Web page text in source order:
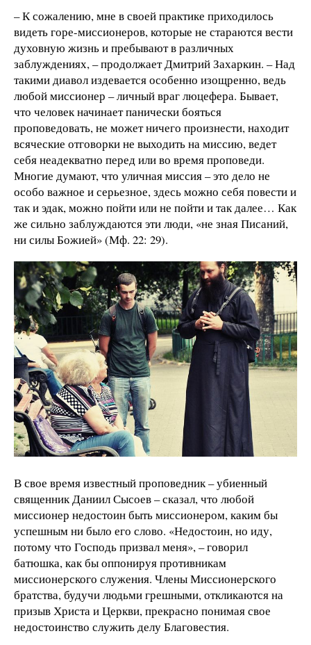
– К сожалению, мне в своей практике приходилось
видеть горе-миссионеров, которые не стараются вести
духовную жизнь и пребывают в различных
заблуждениях, – продолжает Дмитрий Захаркин. – Над
такими диавол издевается особенно изощренно, ведь
любой миссионер – личный враг люцефера. Бывает,
что человек начинает панически бояться
проповедовать, не может ничего произнести, находит
всяческие отговорки не выходить на миссию, ведет
себя неадекватно перед или во время проповеди.
Многие думают, что уличная миссия – это дело не
особо важное и серьезное, здесь можно себя повести и
так и эдак, можно пойти или не пойти и так далее… Как
же сильно заблуждаются эти люди, «не зная Писаний,
ни силы Божией» (Мф. 22: 29).
В свое время известный проповедник – убиенный
священник Даниил Сысоев – сказал, что любой
миссионер недостоин быть миссионером, каким бы
успешным ни было его слово. «Недостоин, но иду,
потому что Господь призвал меня», – говорил
батюшка, как бы оппонируя противникам
миссионерского служения. Члены Миссионерского
братства, будучи людьми грешными, откликаются на
призыв Христа и Церкви, прекрасно понимая свое
недостоинство служить делу Благовестия.